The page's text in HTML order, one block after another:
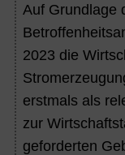
Auf Grundlage
2023 die
erstmals als
zur
geforderten